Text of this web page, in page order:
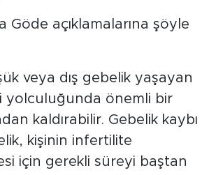
Göde açıklamalarına şöyle
veya dış gebelik yaşayan
yolculuğunda önemli bir
kaldırabilir. Gebelik kaybı
kişinin infertilite
için gerekli süreyi baştan